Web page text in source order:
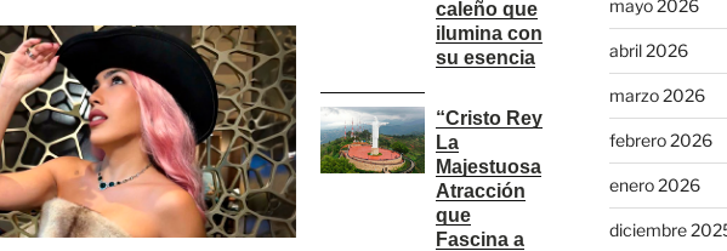
caleño que
ilumina con
su esencia
“Cristo Rey
La
Majestuosa
Atracción
que
Fascina a
mayo 2026
abril 2026
marzo 2026
febrero 2026
enero 2026
diciembre